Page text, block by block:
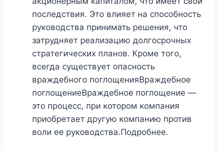
последствия. Это влияет на способность
руководства принимать решения, что
затрудняет реализацию долгосрочных
стратегических планов. Кроме того,
всегда существует опасность
враждебного поглощенияВраждебное
поглощениеВраждебное поглощение —
это процесс, при котором компания
приобретает другую компанию против
воли ее руководства.Подробнее.